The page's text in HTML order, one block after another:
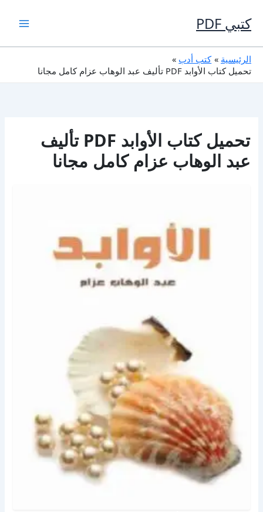
إلى
المحتوى
كتبي PDF
الرئيسية
كتب أدب
تحميل كتاب الأوابد PDF تأليف عبد الوهاب عزام كامل مجانا
تحميل كتاب الأوابد PDF تأليف
عبد الوهاب عزام كامل مجانا